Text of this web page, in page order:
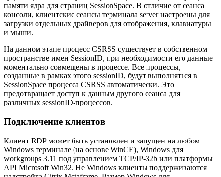
памяти ядра для страниц SessionSpace. В отличие от сеанса
консоли, клиентские сеансы терминала server настроены для
загрузки отдельных драйверов для отображения, клавиатуры
и мыши.
На данном этапе процесс CSRSS существует в собственном
пространстве имен SessionID, при необходимости его данные
моментально совмещены в процессе. Все процессы,
созданные в рамках этого sessionID, будут выполняться в
SessionSpace процесса CSRSS автоматически. Это
предотвращает доступ к данным другого сеанса для
различных sessionID-процессов.
Подключение клиентов
Клиент RDP может быть установлен и запущен на любом
Windows терминале (на основе WinCE), Windows для
workgroups 3.11 под управлением TCP/IP-32b или платформы
API Microsoft Win32. Не Windows клиенты поддерживаются